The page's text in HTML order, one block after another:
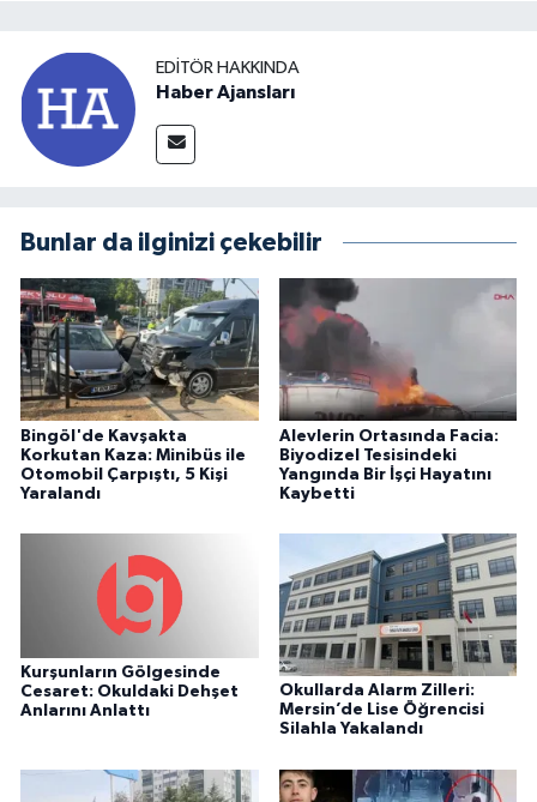
EDITÖR HAKKINDA
Haber Ajansları
Bunlar da ilginizi çekebilir
Bingöl'de Kavşakta
Korkutan Kaza: Minibüs ile
Otomobil Çarpıştı, 5 Kişi
Yaralandı
Alevlerin Ortasında Facia:
Biyodizel Tesisindeki
Yangında Bir İşçi Hayatını
Kaybetti
Kurşunların Gölgesinde
Cesaret: Okuldaki Dehşet
Anlarını Anlattı
Okullarda Alarm Zilleri:
Mersin’de Lise Öğrencisi
Silahla Yakalandı